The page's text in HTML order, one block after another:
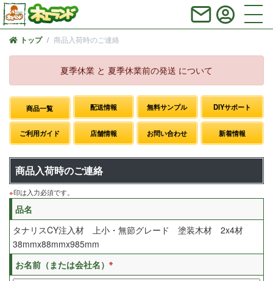
トップ 商品入荷時のご連絡
夏季休業 と 夏季休業前の発送 について
商品一覧 配送情報 無料サンプル DIYサポート
ご利用ガイド 店舗情報 お問い合わせ 新着情報
商品入荷時のご連絡
※印は入力必須です。
品名
タナリスCY注入材 上小・無節グレード 塗装木材 2x4材
38mmx88mmx985mm
お名前（または会社名） ※